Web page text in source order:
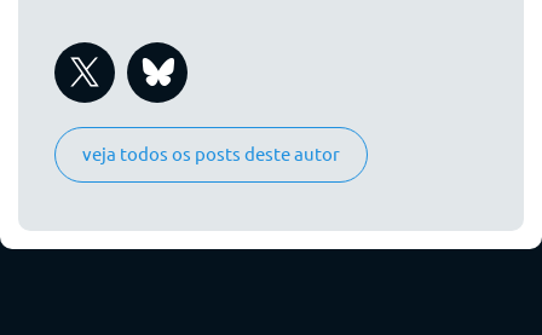
veja todos os posts deste autor